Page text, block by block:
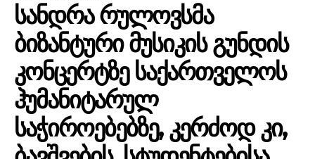
ᲡᲐᲜᲓᲠᲐ ᲠᲣᲚᲝᲕᲡᲛᲐ
ᲑᲘᲖᲐᲜᲢᲣᲠᲘ ᲛᲣᲡᲘᲙᲘᲡ ᲒᲣᲜᲓᲘᲡ
ᲙᲝᲜᲪᲔᲠᲢᲖᲔ ᲡᲐᲥᲐᲠᲗᲕᲔᲚᲝᲡ
ᲰᲣᲛᲐᲜᲘᲢᲐᲠᲣᲚ
ᲡᲐᲭᲘᲠᲝᲔᲑᲔᲑᲖᲔ, ᲙᲔᲠᲫᲝᲓ ᲙᲘ,